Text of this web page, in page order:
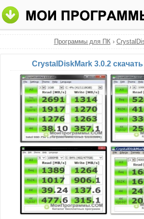
Программы для ПК›
CrystalDiskMark 3.0.2